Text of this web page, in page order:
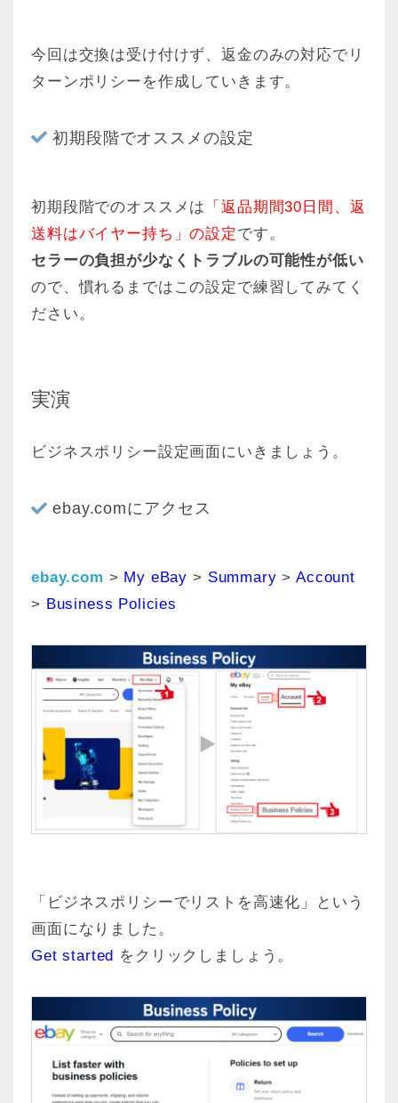
今回は交換は受け付けず、返金のみの対応でリ
ターンポリシーを作成していきます。
初期段階でオススメの設定
初期段階でのオススメは
「返品期間30日間、返
送料はバイヤー持ち」の設定 です。
セラーの負担が少なくトラブルの可能性が低い
ので、慣れるまではこの設定で練習してみてく
ださい。
実演
ビジネスポリシー設定画面にいきましょう。
ebay.comにアクセス
ebay.com > My eBay > Summary >Account
> Business Policies
「ビジネスポリシーでリストを高速化」という
画面になりました。
Get started をクリックしましょう。